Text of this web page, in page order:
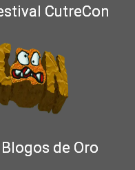
CutreCon
de Oro